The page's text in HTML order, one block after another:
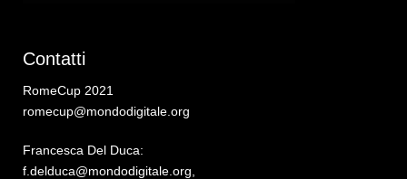
Contatti
RomeCup 2021
romecup@mondodigitale.org
Francesca Del Duca:
f.delduca@mondodigitale.org,